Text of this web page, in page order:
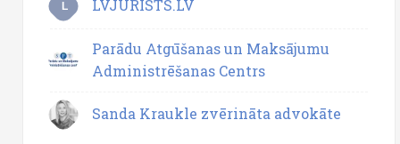
L LVJURISTS.LV
Parādu Atgūšanas un Maksājumu
Administrēšanas Centrs
Sanda Kraukle zvērināta advokāte